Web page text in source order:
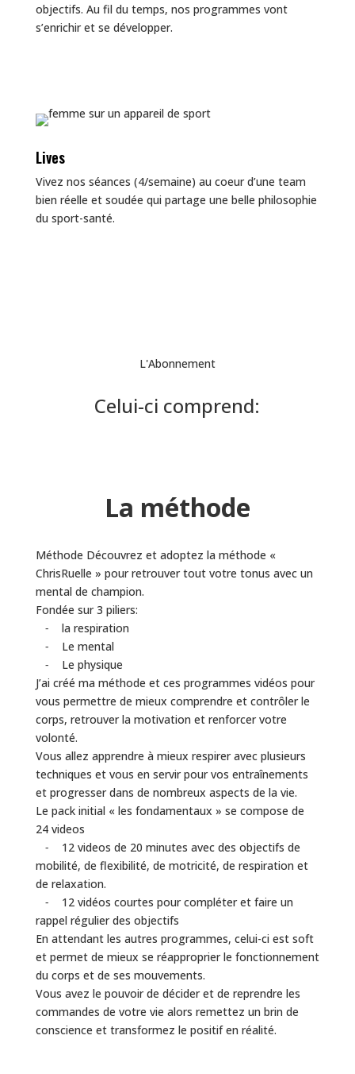
objectifs. Au fil du temps, nos programmes vont
s’enrichir et se développer.
Lives
Vivez nos séances (4/semaine) au coeur d’une team
bien réelle et soudée qui partage une belle philosophie
du sport-santé.
L'Abonnement
Celui-ci comprend:
La méthode
Méthode Découvrez et adoptez la méthode «
ChrisRuelle » pour retrouver tout votre tonus avec un
mental de champion.
Fondée sur 3 piliers:
⁃ la respiration
⁃ Le mental
⁃ Le physique
J’ai créé ma méthode et ces programmes vidéos pour
vous permettre de mieux comprendre et contrôler le
corps, retrouver la motivation et renforcer votre
volonté.
Vous allez apprendre à mieux respirer avec plusieurs
techniques et vous en servir pour vos entraînements
et progresser dans de nombreux aspects de la vie.
Le pack initial « les fondamentaux » se compose de
24 videos
⁃ 12 videos de 20 minutes avec des objectifs de
mobilité, de flexibilité, de motricité, de respiration et
de relaxation.
⁃ 12 vidéos courtes pour compléter et faire un
rappel régulier des objectifs
En attendant les autres programmes, celui-ci est soft
et permet de mieux se réapproprier le fonctionnement
du corps et de ses mouvements.
Vous avez le pouvoir de décider et de reprendre les
commandes de votre vie alors remettez un brin de
conscience et transformez le positif en réalité.